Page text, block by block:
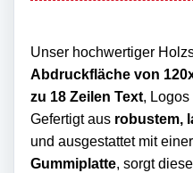
Unser hochwertiger
Abdruckfläche von
zu 18 Zeilen Text,
Gefertigt aus robustem,
und ausgestattet mit einer
Gummiplatte, sorgt